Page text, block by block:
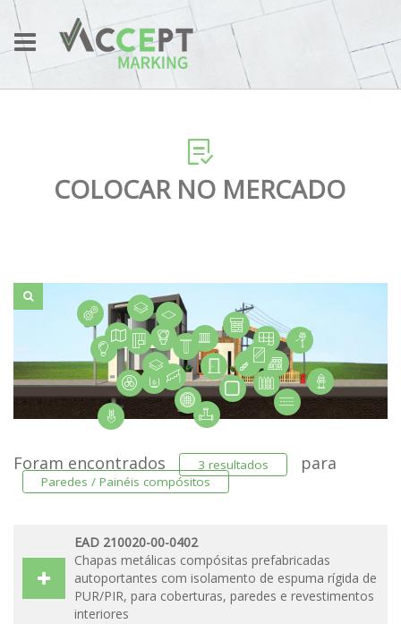
COLOCAR NO MERCADO
Foram encontrados 3 resultados para
Paredes / Painéis compósitos
EAD 210020-00-0402
Chapas metálicas compósitas prefabricadas
autoportantes com isolamento de espuma rígida de
PUR/PIR, para coberturas, paredes e revestimentos
interiores